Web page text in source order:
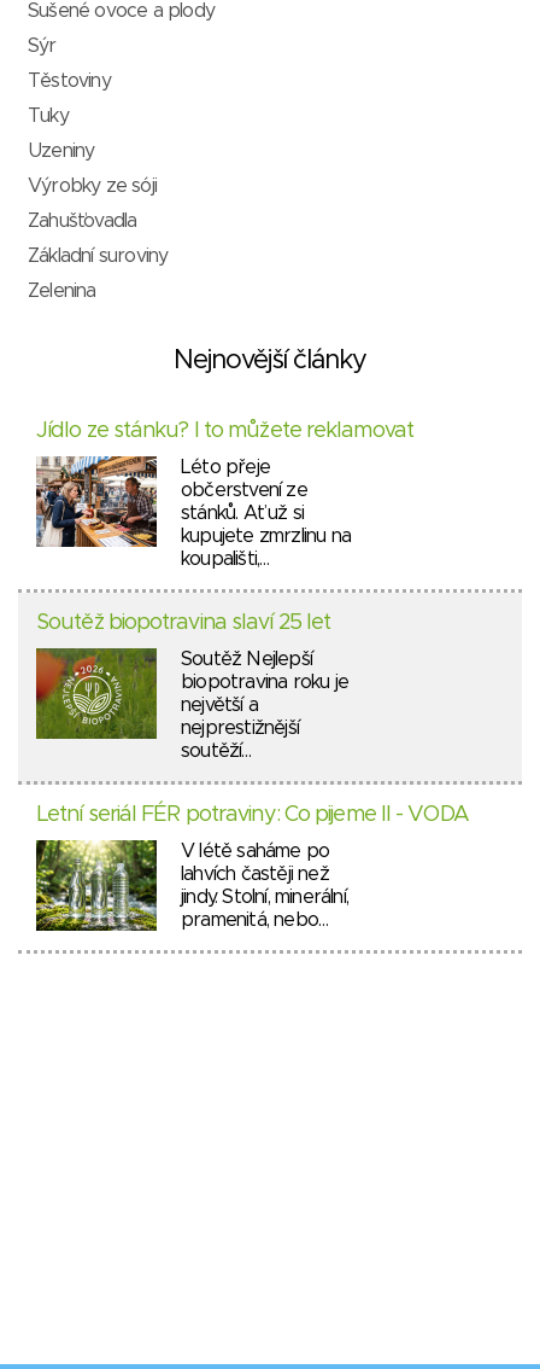
Sušené ovoce a plody
Sýr
Těstoviny
Tuky
Uzeniny
Výrobky ze sóji
Zahušťovadla
Základní suroviny
Zelenina
Nejnovější články
Jídlo ze stánku? I to můžete reklamovat
Léto přeje
občerstvení ze
stánků. Ať už si
kupujete zmrzlinu na
koupališti,…
Soutěž biopotravina slaví 25 let
Soutěž Nejlepší
biopotravina roku je
největší a
nejprestižnější
soutěží…
Letní seriál FÉR potraviny: Co pijeme II - VODA
V létě saháme po
lahvích častěji než
jindy. Stolní, minerální,
pramenitá, nebo…